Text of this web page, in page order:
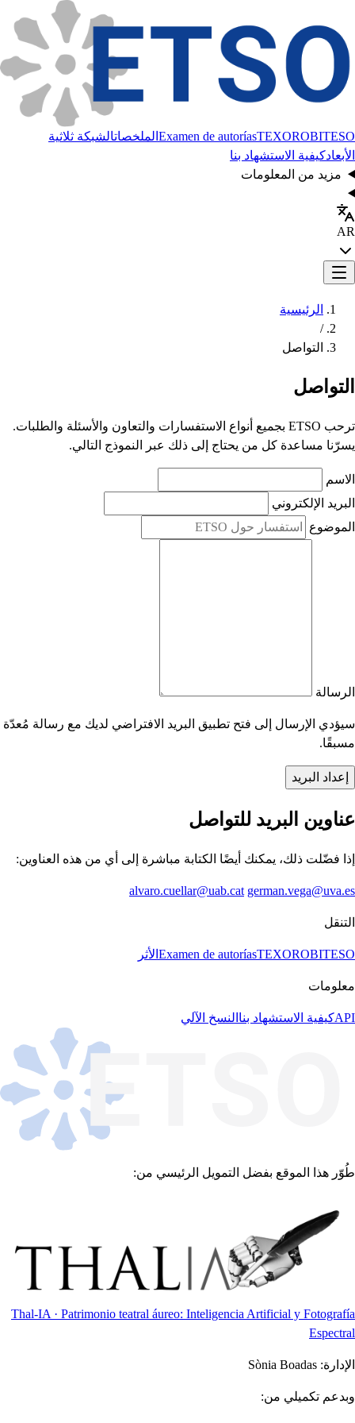
Examen de autoríasTEXOROBITESO الملخصاتالشبكة ثلاثية
الأبعادكيفية الاستشهاد بنا
مزيد من المعلومات
AR
الرئيسية
/
التواصل
التواصل
ترحب ETSO بجميع أنواع الاستفسارات والتعاون والأسئلة والطلبات.
يسرّنا مساعدة كل من يحتاج إلى ذلك عبر النموذج التالي.
الاسم
البريد الإلكتروني
الموضوع
الرسالة
سيؤدي الإرسال إلى فتح تطبيق البريد الافتراضي لديك مع رسالة مُعدّة
مسبقًا.
إعداد البريد
عناوين البريد للتواصل
إذا فضّلت ذلك، يمكنك أيضًا الكتابة مباشرة إلى أي من هذه العناوين:
alvaro.cuellar@uab.cat german.vega@uva.es
التنقل
Examen de autoríasTEXOROBITESO الأثر
معلومات
APIكيفية الاستشهاد بنا النسخ الآلي
طُوّر هذا الموقع بفضل التمويل الرئيسي من:
Thal-IA · Patrimonio teatral áureo: Inteligencia Artificial y Fotografía
Espectral
الإدارة: Sònia Boadas
وبدعم تكميلي من: